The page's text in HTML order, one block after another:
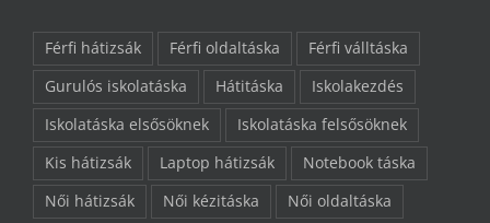
Férfi hátizsák Férfi oldaltáska
Férfi válltáska
Gurulós iskolatáska
Hátitáska
Iskolakezdés
Iskolatáska elsősöknek
Iskolatáska felsősöknek
Kis hátizsák
Laptop hátizsák
Notebook táska
Női hátizsák
Női kézitáska
Női oldaltáska